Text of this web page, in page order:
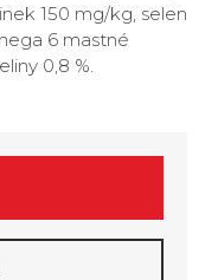
150 mg/kg, selen
6 mastné
0,8 %.